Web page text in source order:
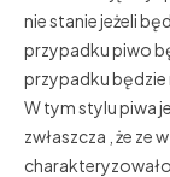
nie stanie jeżeli
przypadku piwo
przypadku
W tym stylu piwa
zwłaszcza , że ze